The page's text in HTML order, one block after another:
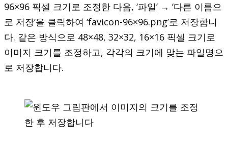
96×96 픽셀 크기로 조정한 다음, ‘파일’ → ‘다른 이름으
로 저장’을 클릭하여 ‘favicon-96×96.png’로 저장합니
다. 같은 방식으로 48×48, 32×32, 16×16 픽셀 크기로
이미지 크기를 조정하고, 각각의 크기에 맞는 파일명으
로 저장합니다.